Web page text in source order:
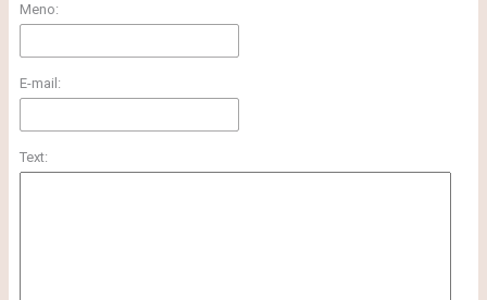
Meno:
E-mail:
Text: